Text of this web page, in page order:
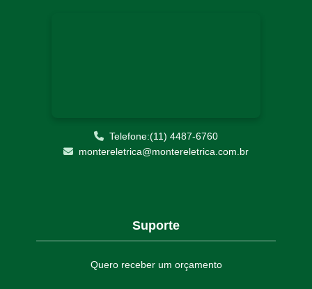
Telefone:(11) 4487-6760
montereletrica@montereletrica.com.br
Suporte
Quero receber um orçamento